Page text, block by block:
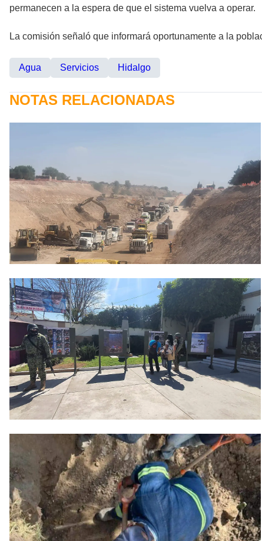
permanecen a la espera de que el sistema vuelva a operar.
La comisión señaló que informará oportunamente a la
Agua Servicios Hidalgo
NOTAS RELACIONADAS